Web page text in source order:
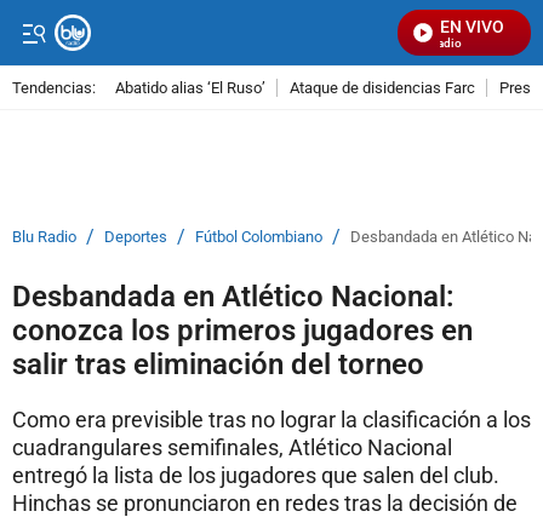
EN VIVO
Señal Visual Radio
Tendencias: Abatido alias ‘El Ruso’ Ataque de disidencias Farc
Blu Radio / Deportes / Fútbol Colombiano / Desbandada en Atlético
Desbandada en Atlético Nacional:
conozca los primeros jugadores en
salir tras eliminación del torneo
Como era previsible tras no lograr la clasificación a los
cuadrangulares semifinales, Atlético Nacional
entregó la lista de los jugadores que salen del club.
Hinchas se pronunciaron en redes tras la decisión de